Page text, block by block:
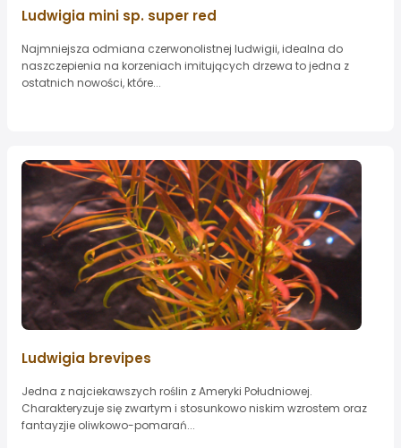
Ludwigia mini sp. super red
Najmniejsza odmiana czerwonolistnej ludwigii, idealna do
naszczepienia na korzeniach imitujących drzewa to jedna z
ostatnich nowości, które...
Ludwigia brevipes
Jedna z najciekawszych roślin z Ameryki Południowej.
Charakteryzuje się zwartym i stosunkowo niskim wzrostem oraz
fantayzjie oliwkowo-pomarań...